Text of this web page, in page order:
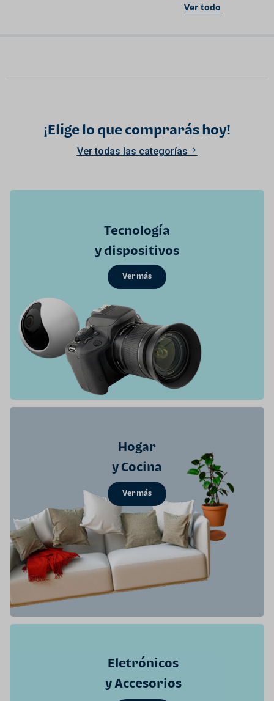
Ver todo
¡Elige lo que comprarás hoy!
Ver todas las categorías
Tecnología
y dispositivos
Ver más
Hogar
y Cocina
Ver más
Eletrónicos
y Accesorios